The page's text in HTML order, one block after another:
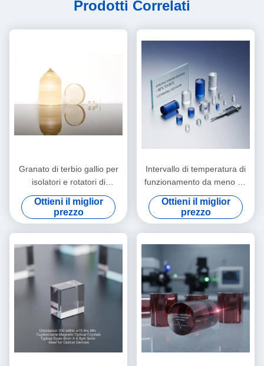
Prodotti Correlati
Granato di terbio gallio per
isolatori e rotatori di
Faraday, trasmissione 400
‰ 1100 nm
Ottieni il miglior
prezzo
Intervallo di temperatura di
funzionamento da meno 40
°C a 85 °C cristalli
magneticamente ottici
dimensioni tipiche
personalizzabili in scala mm
per strumenti di precisione
Ottieni il miglior
prezzo